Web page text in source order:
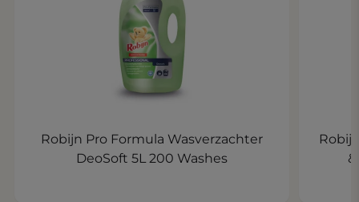
Robijn Pro Formula Wasverzachter
DeoSoft 5L 200 Washes